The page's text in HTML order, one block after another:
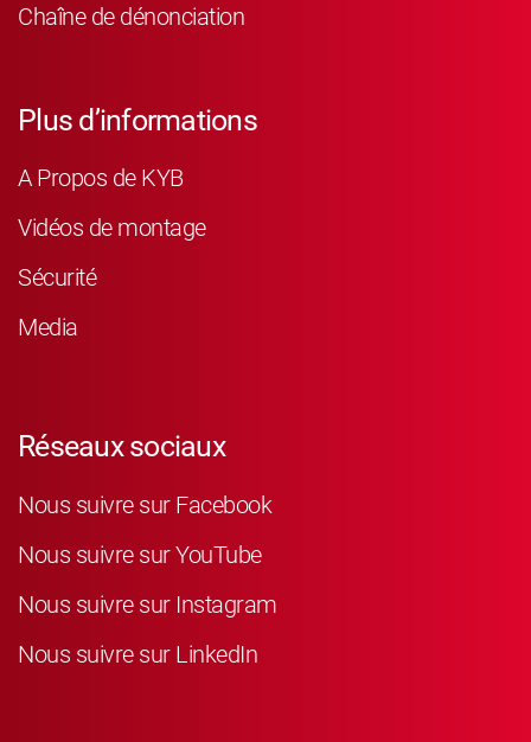
Chaîne de dénonciation
Plus d’informations
A Propos de KYB
Vidéos de montage
Sécurité
Media
Réseaux sociaux
Nous suivre sur Facebook
Nous suivre sur YouTube
Nous suivre sur Instagram
Nous suivre sur LinkedIn